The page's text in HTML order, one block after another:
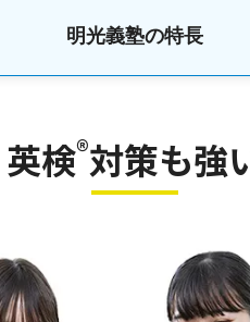
明光義塾の特長
英検®対策も強